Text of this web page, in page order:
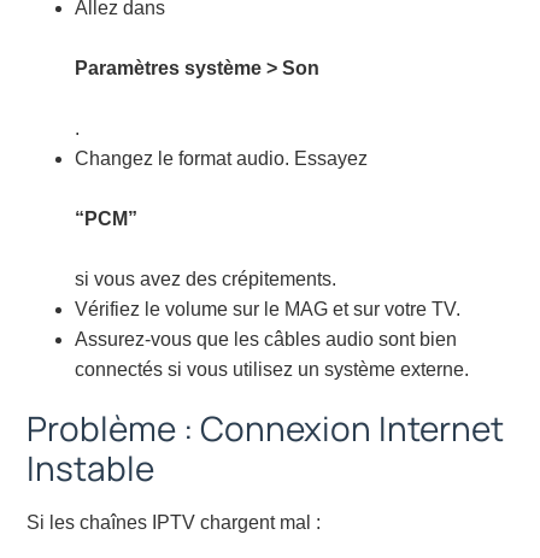
Allez dans
Paramètres système > Son
.
Changez le format audio. Essayez
“PCM”
si vous avez des crépitements.
Vérifiez le volume sur le MAG et sur votre TV.
Assurez-vous que les câbles audio sont bien
connectés si vous utilisez un système externe.
Problème : Connexion Internet
Instable
Si les chaînes IPTV chargent mal :